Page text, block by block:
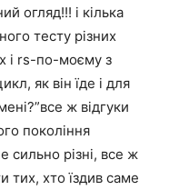
огляд!!! і кілька
тесту різних
і rs-по-моєму з
як він їде і для
ж відгуки
покоління
сильно різні, все ж
тих, хто їздив саме